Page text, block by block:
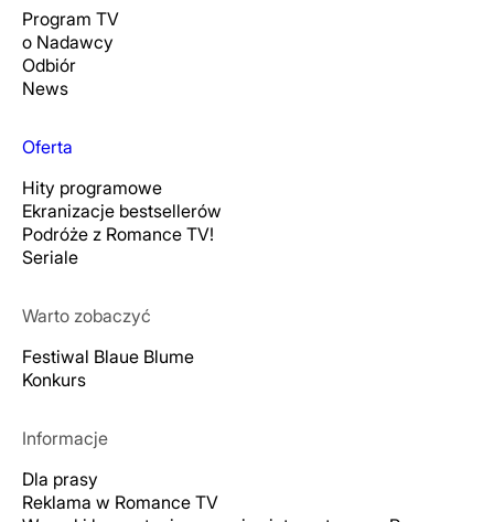
Program TV
o Nadawcy
Odbiór
News
Oferta
Hity programowe
Ekranizacje bestsellerów
Podróże z Romance TV!
Seriale
Warto zobaczyć
Festiwal Blaue Blume
Konkurs
Informacje
Dla prasy
Reklama w Romance TV